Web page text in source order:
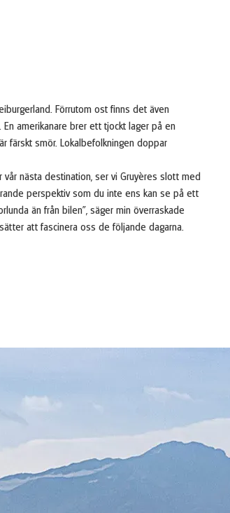
Förrutom ost finns det även
amerikanare brer ett tjockt lager på en
färskt smör. Lokalbefolkningen doppar
vår nästa destination, ser vi Gruyères slott med
perspektiv som du inte ens kan se på ett
än från bilen”, säger min överraskade
att fascinera oss de följande dagarna.